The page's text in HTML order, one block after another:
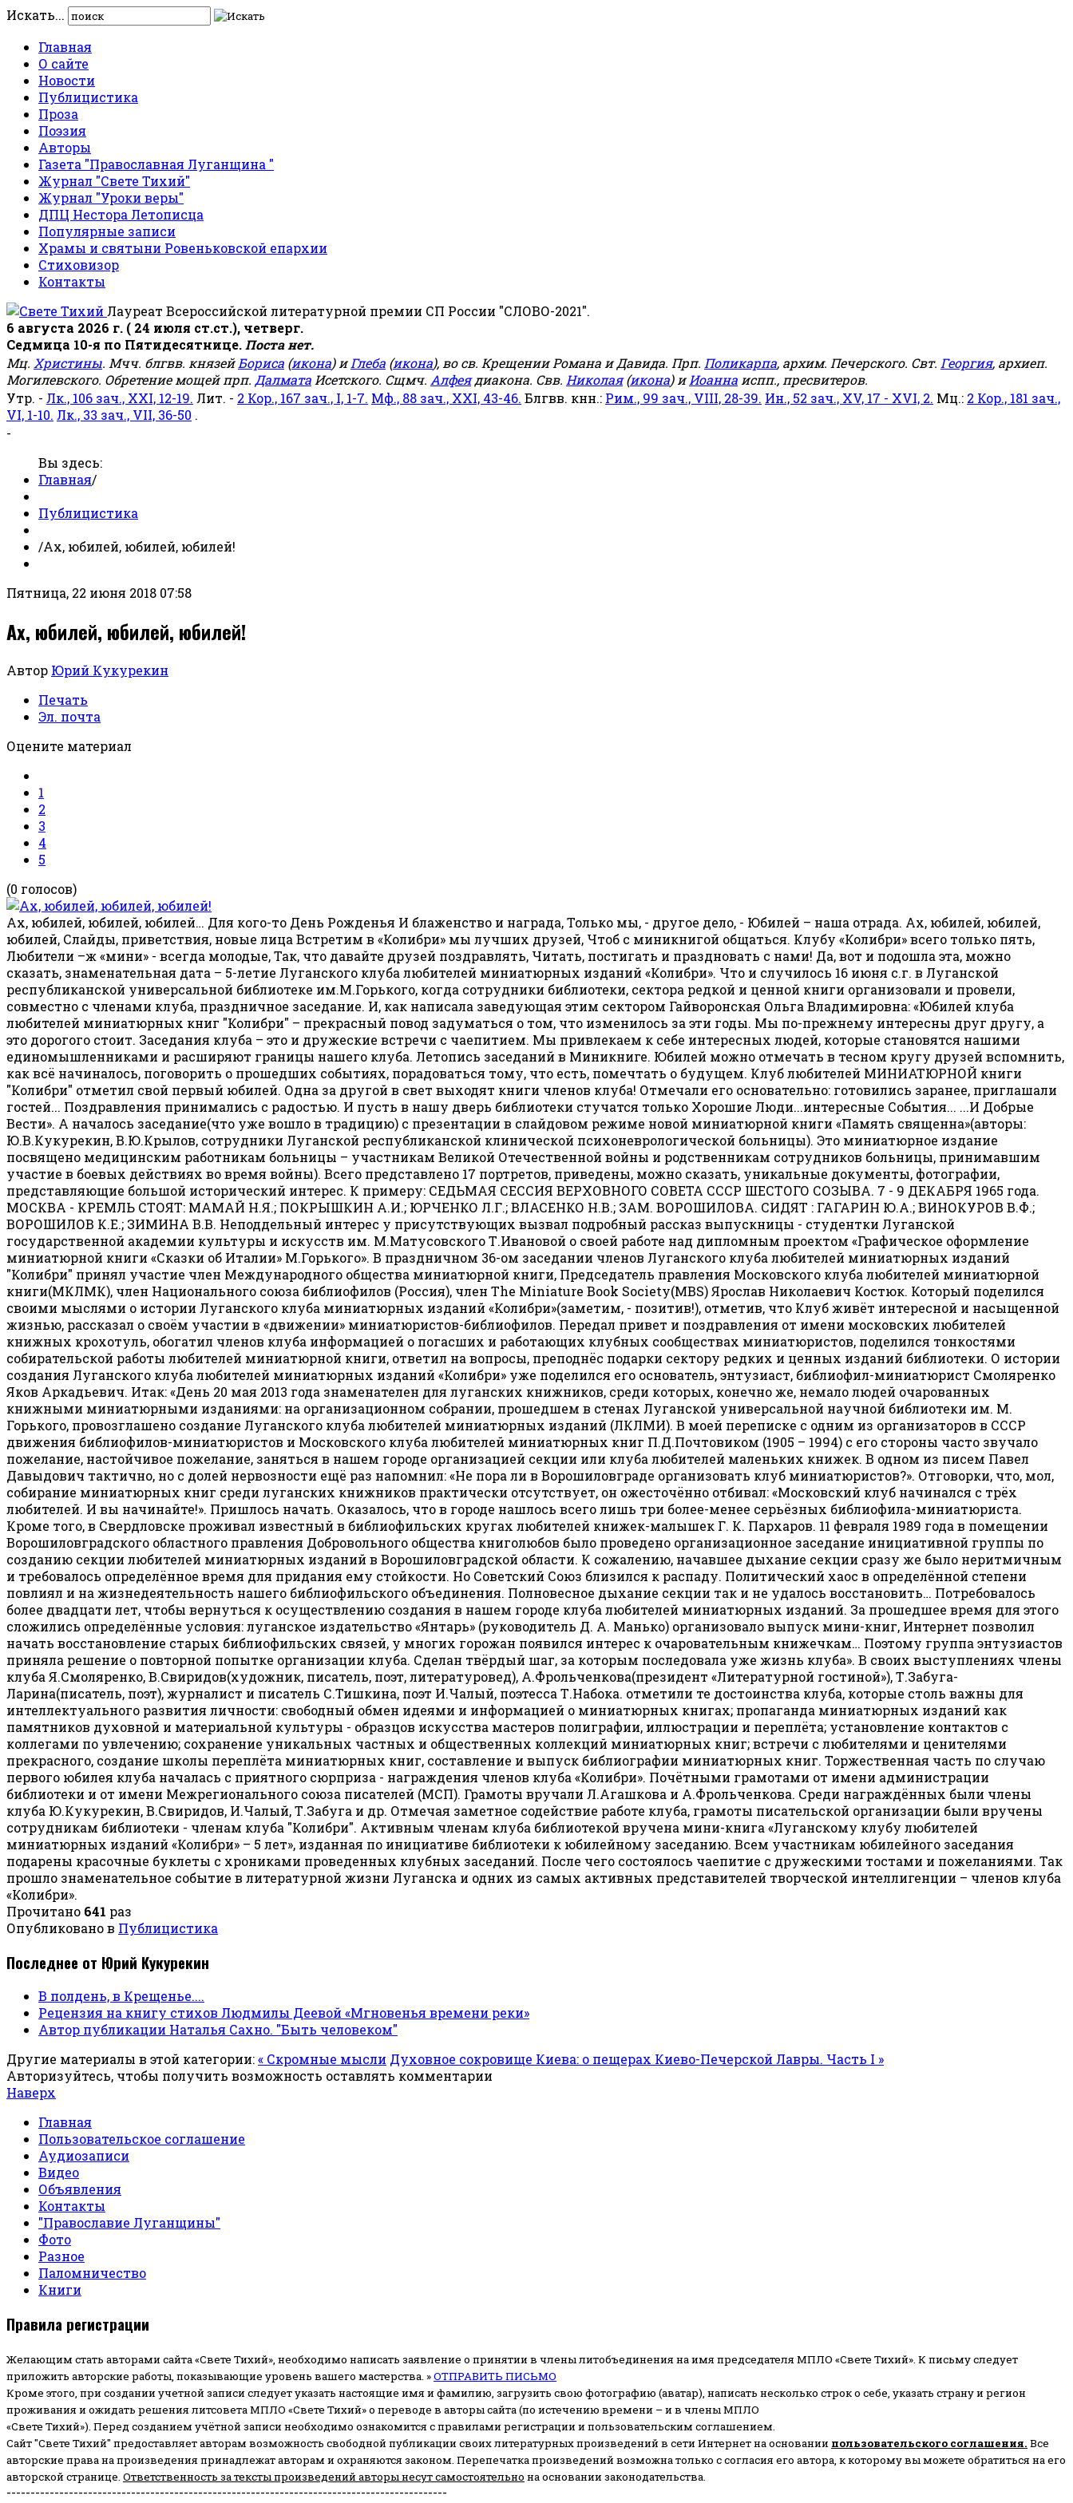
Искать...
Главная
О сайте
Новости
Публицистика
Проза
Поэзия
Авторы
Газета "Православная Луганщина "
Журнал "Свете Тихий"
Журнал "Уроки веры"
ДПЦ Нестора Летописца
Популярные записи
Храмы и святыни Ровеньковской епархии
Стиховизор
Контакты
Лауреат Всероссийской литературной премии СП России "СЛОВО-2021".
6 августа 2026 г. ( 24 июля ст.ст.), четверг.
Седмица 10-я по Пятидесятнице. Поста нет.
Мц. Христины. Мчч. блгвв. князейБориса (икона) иГлеба (икона), во св. Крещении Романа и Давида. Прп. Поликарпа, архим. Печерского. Свт. Георгия, архиеп.
Могилевского. Обретение мощей прп. Далмата Исетского. Сщмч. Алфеядиакона. Свв. Николая(икона) иИоанна испп., пресвитеров.
Утр. - Лк., 106 зач., XXI, 12-19. Лит. - 2 Кор., 167 зач., I, 1-7. Мф., 88 зач., XXI, 43-46. Блгвв. кнн.: Рим., 99 зач., VIII, 28-39. Ин., 52 зач., XV, 17 - XVI, 2. Мц.: 2 Кор., 181 зач.,
VI, 1-10. Лк., 33 зач., VII, 36-50 .
-
Вы здесь:
Главная/
Публицистика
/Ах, юбилей, юбилей, юбилей!
Пятница, 22 июня 2018 07:58
Ах, юбилей, юбилей, юбилей!
Автор Юрий Кукурекин
Печать
Эл. почта
Оцените материал
1
2
3
4
5
(0 голосов)
Ах, юбилей, юбилей, юбилей… Для кого-то День Рожденья И блаженство и награда, Только мы, - другое дело, - Юбилей – наша отрада. Ах, юбилей, юбилей,
юбилей, Слайды, приветствия, новые лица Встретим в «Колибри» мы лучших друзей, Чтоб с миникнигой общаться. Клубу «Колибри» всего только пять,
Любители –ж «мини» - всегда молодые, Так, что давайте друзей поздравлять, Читать, постигать и праздновать с нами! Да, вот и подошла эта, можно
сказать, знаменательная дата – 5-летие Луганского клуба любителей миниатюрных изданий «Колибри». Что и случилось 16 июня с.г. в Луганской
республиканской универсальной библиотеке им.М.Горького, когда сотрудники библиотеки, сектора редкой и ценной книги организовали и провели,
совместно с членами клуба, праздничное заседание. И, как написала заведующая этим сектором Гайворонская Ольга Владимировна: «Юбилей клуба
любителей миниатюрных книг "Колибри" – прекрасный повод задуматься о том, что изменилось за эти годы. Мы по-прежнему интересны друг другу, а
это дорогого стоит. Заседания клуба – это и дружеские встречи с чаепитием. Мы привлекаем к себе интересных людей, которые становятся нашими
единомышленниками и расширяют границы нашего клуба. Летопись заседаний в Миникниге. Юбилей можно отмечать в тесном кругу друзей вспомнить,
как всё начиналось, поговорить о прошедших событиях, порадоваться тому, что есть, помечтать о будущем. Клуб любителей МИНИАТЮРНОЙ книги
"Колибри" отметил свой первый юбилей. Одна за другой в свет выходят книги членов клуба! Отмечали его основательно: готовились заранее, приглашали
гостей... Поздравления принимались с радостью. И пусть в нашу дверь библиотеки стучатся только Хорошие Люди...интересные События... ...И Добрые
Вести». А началось заседание(что уже вошло в традицию) с презентации в слайдовом режиме новой миниатюрной книги «Память священна»(авторы:
Ю.В.Кукурекин, В.Ю.Крылов, сотрудники Луганской республиканской клинической психоневрологической больницы). Это миниатюрное издание
посвящено медицинским работникам больницы – участникам Великой Отечественной войны и родственникам сотрудников больницы, принимавшим
участие в боевых действиях во время войны). Всего представлено 17 портретов, приведены, можно сказать, уникальные документы, фотографии,
представляющие большой исторический интерес. К примеру: СЕДЬМАЯ СЕССИЯ ВЕРХОВНОГО СОВЕТА СССР ШЕСТОГО СОЗЫВА. 7 - 9 ДЕКАБРЯ 1965 года.
МОСКВА - КРЕМЛЬ СТОЯТ: МАМАЙ Н.Я.; ПОКРЫШКИН А.И.; ЮРЧЕНКО Л.Г.; ВЛАСЕНКО Н.В.; ЗАМ. ВОРОШИЛОВА. СИДЯТ : ГАГАРИН Ю.А.; ВИНОКУРОВ В.Ф.;
ВОРОШИЛОВ К.Е.; ЗИМИНА В.В. Неподдельный интерес у присутствующих вызвал подробный рассказ выпускницы - студентки Луганской
государственной академии культуры и искусств им. М.Матусовского Т.Ивановой о своей работе над дипломным проектом «Графическое оформление
миниатюрной книги «Сказки об Италии» М.Горького». В праздничном 36-ом заседании членов Луганского клуба любителей миниатюрных изданий
"Колибри" принял участие член Международного общества миниатюрной книги, Председатель правления Московского клуба любителей миниатюрной
книги(МКЛМК), член Национального союза библиофилов (Россия), член The Miniature Book Society(MBS) Ярослав Николаевич Костюк. Который поделился
своими мыслями о истории Луганского клуба миниатюрных изданий «Колибри»(заметим, - позитив!), отметив, что Клуб живёт интересной и насыщенной
жизнью, рассказал о своём участии в «движении» миниатюристов-библиофилов. Передал привет и поздравления от имени московских любителей
книжных крохотуль, обогатил членов клуба информацией о погасших и работающих клубных сообществах миниатюристов, поделился тонкостями
собирательской работы любителей миниатюрной книги, ответил на вопросы, преподнёс подарки сектору редких и ценных изданий библиотеки. О истории
создания Луганского клуба любителей миниатюрных изданий «Колибри» уже поделился его основатель, энтузиаст, библиофил-миниатюрист Смоляренко
Яков Аркадьевич. Итак: «День 20 мая 2013 года знаменателен для луганских книжников, среди которых, конечно же, немало людей очарованных
книжными миниатюрными изданиями: на организационном собрании, прошедшем в стенах Луганской универсальной научной библиотеки им. М.
Горького, провозглашено создание Луганского клуба любителей миниатюрных изданий (ЛКЛМИ). В моей переписке с одним из организаторов в СССР
движения библиофилов-миниатюристов и Московского клуба любителей миниатюрных книг П.Д.Почтовиком (1905 – 1994) с его стороны часто звучало
пожелание, настойчивое пожелание, заняться в нашем городе организацией секции или клуба любителей маленьких книжек. В одном из писем Павел
Давыдович тактично, но с долей нервозности ещё раз напомнил: «Не пора ли в Ворошиловграде организовать клуб миниатюристов?». Отговорки, что, мол,
собирание миниатюрных книг среди луганских книжников практически отсутствует, он ожесточённо отбивал: «Московский клуб начинался с трёх
любителей. И вы начинайте!». Пришлось начать. Оказалось, что в городе нашлось всего лишь три более-менее серьёзных библиофила-миниатюриста.
Кроме того, в Свердловске проживал известный в библиофильских кругах любителей книжек-малышек Г. К. Пархаров. 11 февраля 1989 года в помещении
Ворошиловградского областного правления Добровольного общества книголюбов было проведено организационное заседание инициативной группы по
созданию секции любителей миниатюрных изданий в Ворошиловградской области. К сожалению, начавшее дыхание секции сразу же было неритмичным
и требовалось определённое время для придания ему стойкости. Но Советский Союз близился к распаду. Политический хаос в определённой степени
повлиял и на жизнедеятельность нашего библиофильского объединения. Полновесное дыхание секции так и не удалось восстановить… Потребовалось
более двадцати лет, чтобы вернуться к осуществлению создания в нашем городе клуба любителей миниатюрных изданий. За прошедшее время для этого
сложились определённые условия: луганское издательство «Янтарь» (руководитель Д. А. Манько) организовало выпуск мини-книг, Интернет позволил
начать восстановление старых библиофильских связей, у многих горожан появился интерес к очаровательным книжечкам… Поэтому группа энтузиастов
приняла решение о повторной попытке организации клуба. Сделан твёрдый шаг, за которым последовала уже жизнь клуба». В своих выступлениях члены
клуба Я.Смоляренко, В.Свиридов(художник, писатель, поэт, литературовед), А.Фрольченкова(президент «Литературной гостиной»), Т.Забуга-
Ларина(писатель, поэт), журналист и писатель С.Тишкина, поэт И.Чалый, поэтесса Т.Набока. отметили те достоинства клуба, которые столь важны для
интеллектуального развития личности: свободный обмен идеями и информацией о миниатюрных книгах; пропаганда миниатюрных изданий как
памятников духовной и материальной культуры - образцов искусства мастеров полиграфии, иллюстрации и переплёта; установление контактов с
коллегами по увлечению; сохранение уникальных частных и общественных коллекций миниатюрных книг; встречи с любителями и ценителями
прекрасного, создание школы переплёта миниатюрных книг, составление и выпуск библиографии миниатюрных книг. Торжественная часть по случаю
первого юбилея клуба началась с приятного сюрприза - награждения членов клуба «Колибри». Почётными грамотами от имени администрации
библиотеки и от имени Межрегионального союза писателей (МСП). Грамоты вручали Л.Агашкова и А.Фрольченкова. Среди награждённых были члены
клуба Ю.Кукурекин, В.Свиридов, И.Чалый, Т.Забуга и др. Отмечая заметное содействие работе клуба, грамоты писательской организации были вручены
сотрудникам библиотеки - членам клуба "Колибри". Активным членам клуба библиотекой вручена мини-книга «Луганскому клубу любителей
миниатюрных изданий «Колибри» – 5 лет», изданная по инициативе библиотеки к юбилейному заседанию. Всем участникам юбилейного заседания
подарены красочные буклеты с хрониками проведенных клубных заседаний. После чего состоялось чаепитие с дружескими тостами и пожеланиями. Так
прошло знаменательное событие в литературной жизни Луганска и одних из самых активных представителей творческой интеллигенции – членов клуба
«Колибри».
Прочитано 641 раз
Опубликовано в Публицистика
Последнее от Юрий Кукурекин
В полдень, в Крещенье....
Рецензия на книгу стихов Людмилы Деевой «Мгновенья времени реки»
Автор публикации Наталья Сахно. "Быть человеком"
Другие материалы в этой категории:« Скромные мысли Духовное сокровище Киева: о пещерах Киево-Печерской Лавры. Часть I »
Авторизуйтесь, чтобы получить возможность оставлять комментарии
Наверх
Главная
Пользовательское соглашение
Аудиозаписи
Видео
Объявления
Контакты
"Православие Луганщины"
Фото
Разное
Паломничество
Книги
Правила регистрации
Желающим стать авторами сайта «Свете Тихий», необходимо написать заявление о принятии в члены литобъединения на имя председателя МПЛО «Свете Тихий». К письму следует
приложить авторские работы, показывающие уровень вашего мастерства. »ОТПРАВИТЬ ПИСЬМО
Кроме этого, при создании учетной записи следует указать настоящие имя и фамилию, загрузить свою фотографию (аватар), написать несколько строк о себе, указать страну и регион
проживания и ожидать решения литсовета МПЛО «Свете Тихий» о переводе в авторы сайта (по истечению времени – и в члены МПЛО
«Свете Тихий»). Перед созданием учётной записи необходимо ознакомится с правилами регистрации и пользовательским соглашением.
Сайт "Свете Тихий" предоставляет авторам возможность свободной публикации своих литературных произведений в сети Интернет на основании пользовательского соглашения. Все
авторские права на произведения принадлежат авторам и охраняются законом. Перепечатка произведений возможна только с согласия его автора, к которому вы можете обратиться на его
авторской странице. Ответственность за тексты произведений авторы несут самостоятельно на основании законодательства.
--------------------------------------------------------------------------------------------